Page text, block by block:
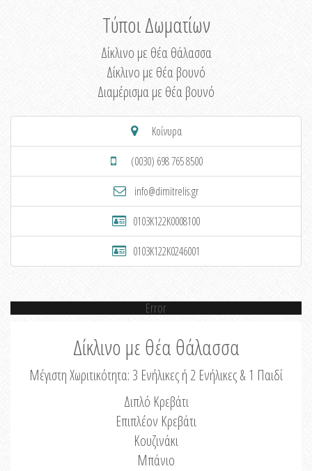
Τύποι Δωματίων
Δίκλινο με θέα θάλασσα
Δίκλινο με θέα βουνό
Διαμέρισμα με θέα βουνό
Κοίνυρα
(0030) 698 765 8500
info@dimitrelis.gr
0103K122K0008100
0103K122K0246001
Error
Δίκλινο με θέα θάλασσα
Μέγιστη Χωριτικότητα: 3 Ενήλικες ή 2 Ενήλικες & 1 Παιδί
Διπλό Κρεβάτι
Επιπλέον Κρεβάτι
Κουζινάκι
Μπάνιο